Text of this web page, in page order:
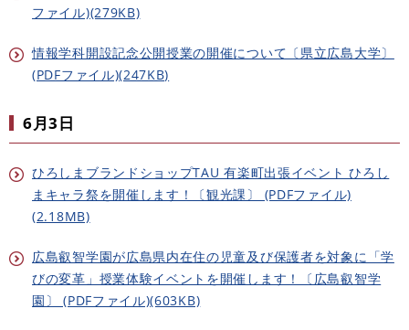
ファイル)(279KB)
情報学科開設記念公開授業の開催について〔県立広島大学〕
(PDFファイル)(247KB)
6月3日​
ひろしまブランドショップTAU 有楽町出張イベント ひろし
まキャラ祭を開催します！〔観光課〕 (PDFファイル)
(2.18MB)
広島叡智学園が広島県内在住の児童及び保護者を対象に「学
びの変革」授業体験イベントを開催します！〔広島叡智学
園〕 (PDFファイル)(603KB)